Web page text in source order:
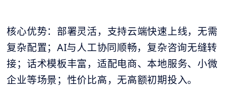
核心优势：部署灵活，支持云端快速上线，无需
复杂配置；AI与人工协同顺畅，复杂咨询无缝转
接；话术模板丰富，适配电商、本地服务、小微
企业等场景；性价比高，无高额初期投入。